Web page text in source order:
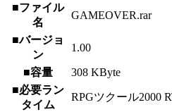
■ファイル
名
GAMEOVER.rar
■バージョ
ン
1.00
■容量
308 KByte
■必要ラン
タイム
RPGツクール2000